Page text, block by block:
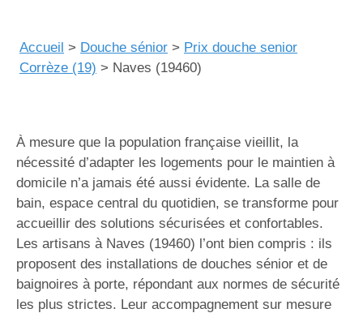
Accueil > Douche sénior > Prix douche senior
Corrèze (19) > Naves (19460)
À mesure que la population française vieillit, la
nécessité d’adapter les logements pour le maintien à
domicile n’a jamais été aussi évidente. La salle de
bain, espace central du quotidien, se transforme pour
accueillir des solutions sécurisées et confortables.
Les artisans à Naves (19460) l’ont bien compris : ils
proposent des installations de douches sénior et de
baignoires à porte, répondant aux normes de sécurité
les plus strictes. Leur accompagnement sur mesure